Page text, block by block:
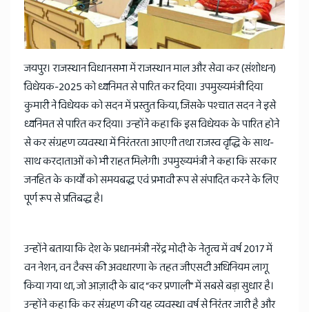
जयपुर। राजस्थान विधानसभा में राजस्थान माल और सेवा कर (संशोधन)
विधेयक-2025 को ध्वनिमत से पारित कर दिया। उपमुख्यमंत्री दिया
कुमारी ने विधेयक को सदन में प्रस्तुत किया, जिसके पश्चात सदन ने इसे
ध्वनिमत से पारित कर दिया। उन्होंने कहा कि इस विधेयक के पारित होने
से कर संग्रहण व्यवस्था में निरंतरता आएगी तथा राजस्व वृद्धि के साथ-
साथ करदाताओं को भी राहत मिलेगी। उपमुख्यमंत्री ने कहा कि सरकार
जनहित के कार्यों को समयबद्ध एवं प्रभावी रूप से संपादित करने के लिए
पूर्ण रूप से प्रतिबद्ध है।
उन्होंने बताया कि देश के प्रधानमंत्री नरेंद्र मोदी के नेतृत्व में वर्ष 2017 में
वन नेशन, वन टैक्स की अवधारणा के तहत जीएसटी अधिनियम लागू
किया गया था, जो आज़ादी के बाद “कर प्रणाली” में सबसे बड़ा सुधार है।
उन्होंने कहा कि कर संग्रहण की यह व्यवस्था वर्ष से निरंतर जारी है और